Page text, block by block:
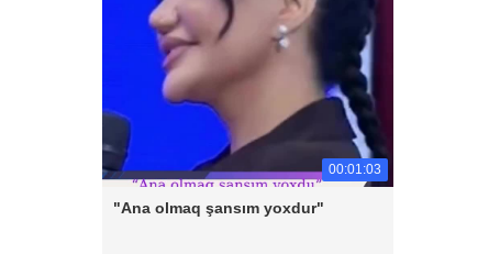
00:01:03
"Ana olmaq şansım yoxdur"